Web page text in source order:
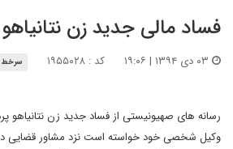
فساد مالی جدید زن نتانیاهو
کد : ۱۹۵۵۰۲۸ سرخط
رسانه های صهیونیستی از فساد جدید زن نتانیاهو
وکیل شخصی خود خواسته است نزد مشاور قضایی